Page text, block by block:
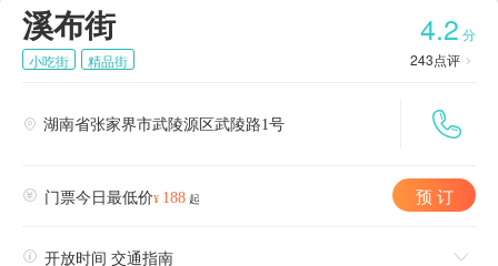
溪布街 4.2 分
243点评 
小吃街 精品街

 湖南省张家界市武陵源区武陵路1号
 门票今日最低价¥ 188 起 预 订
 开放时间 交通指南 